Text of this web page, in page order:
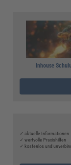
Inhouse
✓ aktuelle Informationen
✓ wertvolle Praxishilfen
✓ kostenlos und